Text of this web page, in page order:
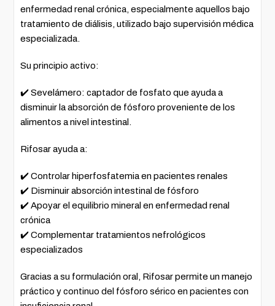
enfermedad renal crónica, especialmente aquellos bajo
tratamiento de diálisis, utilizado bajo supervisión médica
especializada.
Su principio activo:
✔️ Sevelámero: captador de fosfato que ayuda a
disminuir la absorción de fósforo proveniente de los
alimentos a nivel intestinal.
Rifosar ayuda a:
✔️ Controlar hiperfosfatemia en pacientes renales
✔️ Disminuir absorción intestinal de fósforo
✔️ Apoyar el equilibrio mineral en enfermedad renal
crónica
✔️ Complementar tratamientos nefrológicos
especializados
Gracias a su formulación oral, Rifosar permite un manejo
práctico y continuo del fósforo sérico en pacientes con